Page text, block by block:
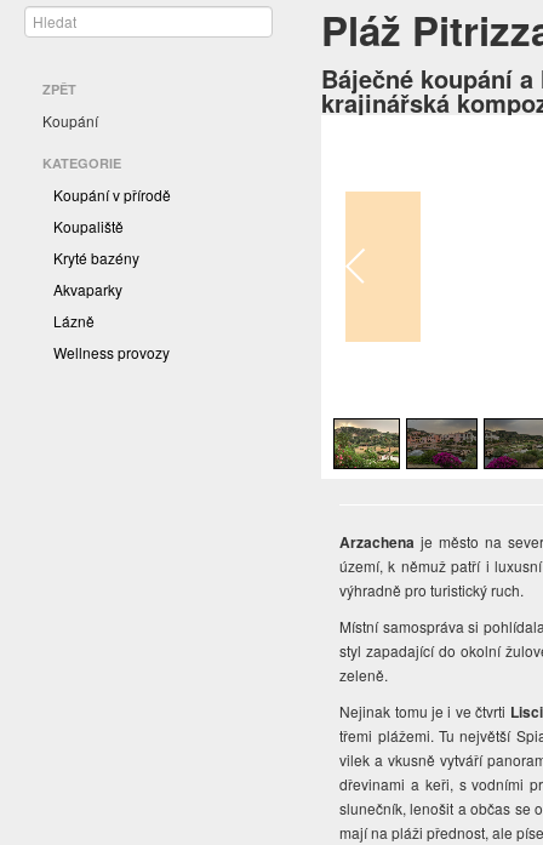
ZPĚT
Koupání
KATEGORIE
Koupání v přírodě
Koupaliště
Kryté bazény
Akvaparky
Lázně
Wellness provozy
Pláž
Báječné koupání
krajinářská
Arzachena je město na
území, k němuž patří i
výhradně pro turistický ruch.
Místní samospráva si
styl zapadající do okolní
zeleně.
Nejinak tomu je i ve čtvrti
třemi plážemi. Tu největší
vilek a vkusně vytváří
dřevinami a keři, s vodními
slunečník, lenošit a občas se
mají na pláži přednost, ale